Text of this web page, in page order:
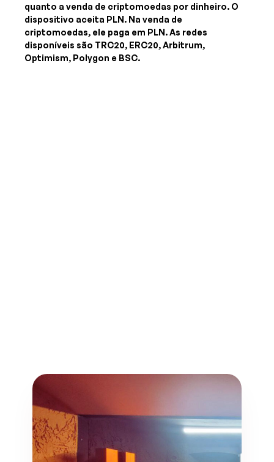
quanto a venda de criptomoedas por dinheiro. O
dispositivo aceita PLN. Na venda de
criptomoedas, ele paga em PLN. As redes
disponíveis são TRC20, ERC20, Arbitrum,
Optimism, Polygon e BSC.